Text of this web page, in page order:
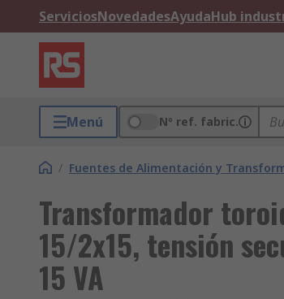
ServiciosNovedadesAyudaHub
Menú Nº ref. fabric.
/ Fuentes de Alimentación y
Transformador
15/2x15, tensión
15 VA